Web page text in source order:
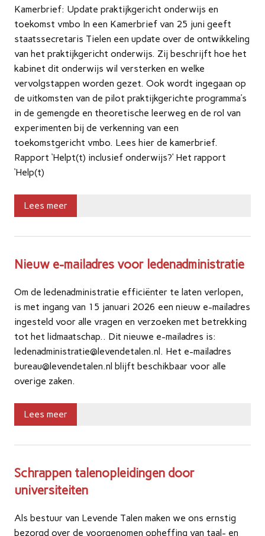
Kamerbrief: Update praktijkgericht onderwijs en
toekomst vmbo In een Kamerbrief van 25 juni geeft
staatssecretaris Tielen een update over de ontwikkeling
van het praktijkgericht onderwijs. Zij beschrijft hoe het
kabinet dit onderwijs wil versterken en welke
vervolgstappen worden gezet. Ook wordt ingegaan op
de uitkomsten van de pilot praktijkgerichte programma’s
in de gemengde en theoretische leerweg en de rol van
experimenten bij de verkenning van een
toekomstgericht vmbo. Lees hier de kamerbrief.
Rapport ‘Helpt(t) inclusief onderwijs?’ Het rapport
‘Help(t)
Lees meer
Nieuw e-mailadres voor ledenadministratie
Om de ledenadministratie efficiënter te laten verlopen,
is met ingang van 15 januari 2026 een nieuw e-mailadres
ingesteld voor alle vragen en verzoeken met betrekking
tot het lidmaatschap.. Dit nieuwe e-mailadres is:
ledenadministratie@levendetalen.nl. Het e-mailadres
bureau@levendetalen.nl blijft beschikbaar voor alle
overige zaken.
Lees meer
Schrappen talenopleidingen door
universiteiten
Als bestuur van Levende Talen maken we ons ernstig
bezorgd over de voorgenomen opheffing van taal- en